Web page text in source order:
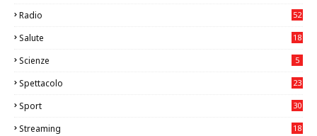
Radio 52
Salute
18
Scienze 5
Spettacolo 23
Sport
30
Streaming 18